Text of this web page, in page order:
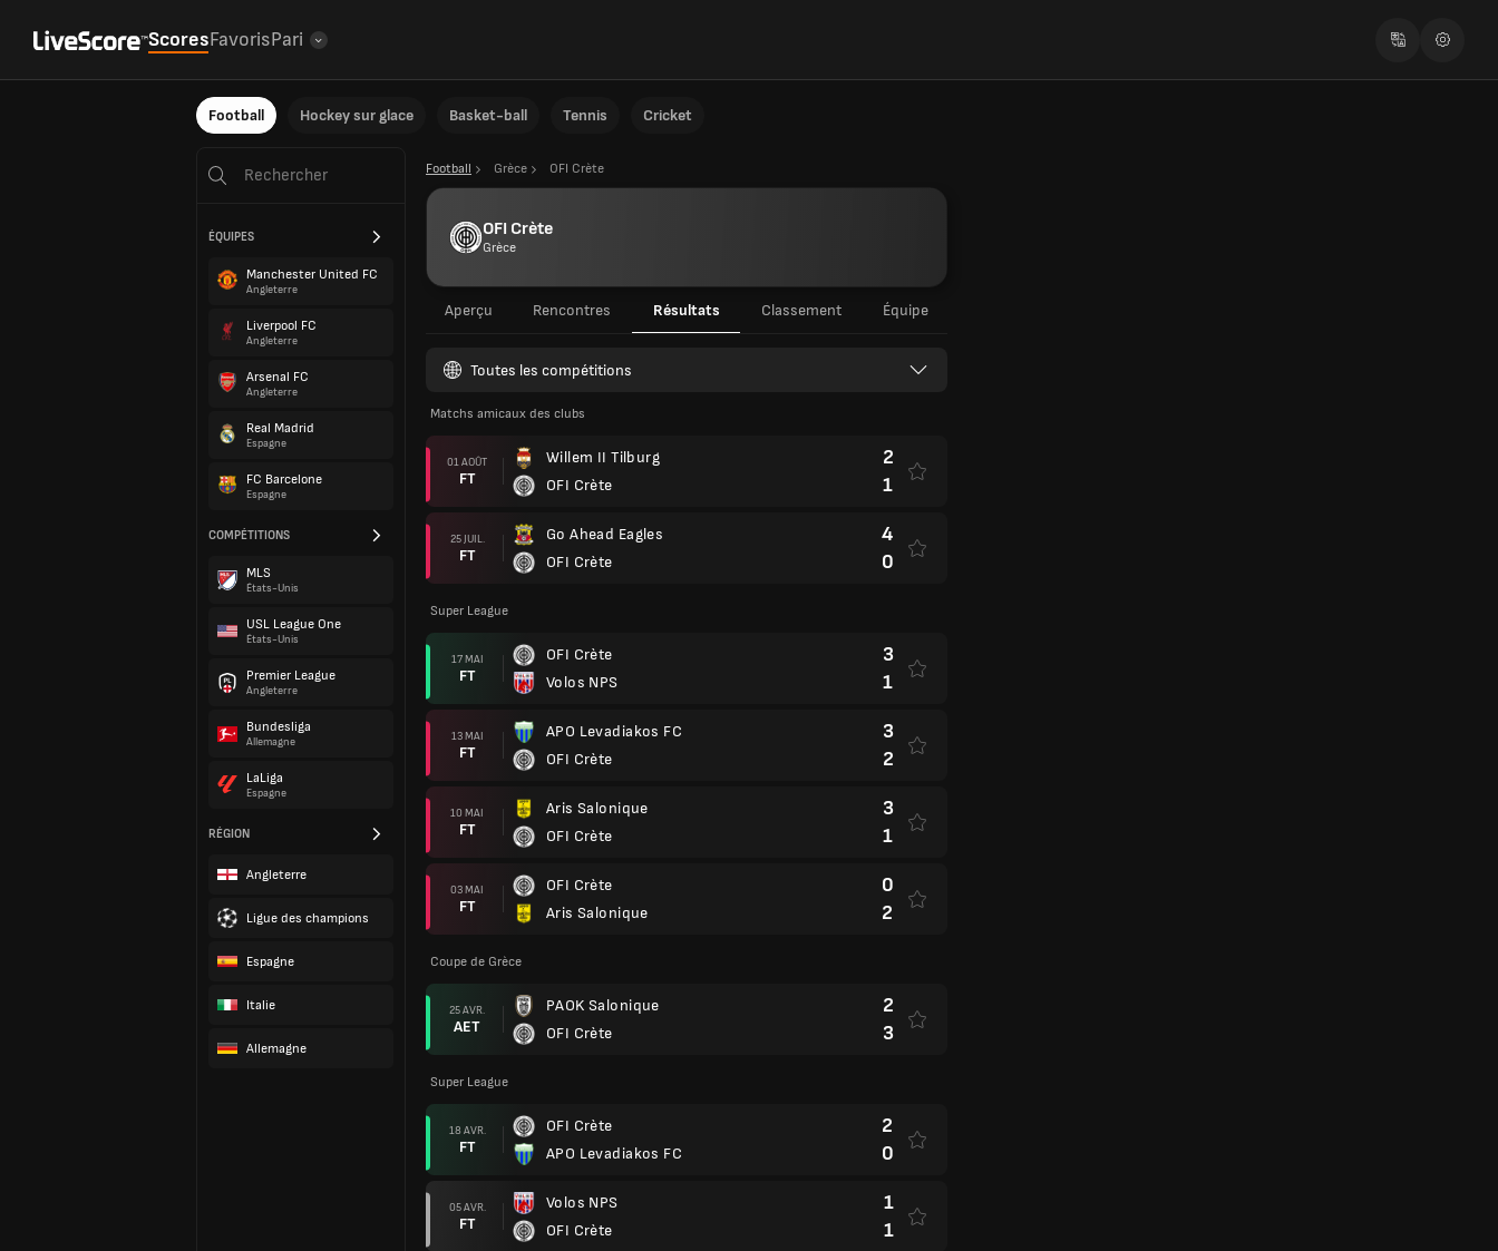
ScoresFavorisPari
Football Hockey sur glace Basket-ball Tennis Cricket
ÉQUIPES
Manchester United FC
Angleterre
Liverpool FC
Angleterre
Arsenal FC
Angleterre
Real Madrid
Espagne
FC Barcelone
Espagne
COMPÉTITIONS
MLS
États-Unis
USL League One
États-Unis
Premier League
Angleterre
Bundesliga
Allemagne
LaLiga
Espagne
RÉGION
Angleterre
Ligue des champions
Espagne
Italie
Allemagne
Football Grèce OFI Crète
OFI Crète
Grèce
Aperçu Rencontres Résultats Classement Équipe
Toutes les compétitions
Matchs amicaux des clubs
01 AOÛT
FT
Willem II Tilburg
OFI Crète
2
1
25 JUIL.
FT
Go Ahead Eagles
OFI Crète
4
0
Super League
17 MAI
FT
OFI Crète
Volos NPS
3
1
13 MAI
FT
APO Levadiakos FC
OFI Crète
3
2
10 MAI
FT
Aris Salonique
OFI Crète
3
1
03 MAI
FT
OFI Crète
Aris Salonique
0
2
Coupe de Grèce
25 AVR.
AET
PAOK Salonique
OFI Crète
2
3
Super League
18 AVR.
FT
OFI Crète
APO Levadiakos FC
2
0
05 AVR.
FT
Volos NPS
OFI Crète
1
1